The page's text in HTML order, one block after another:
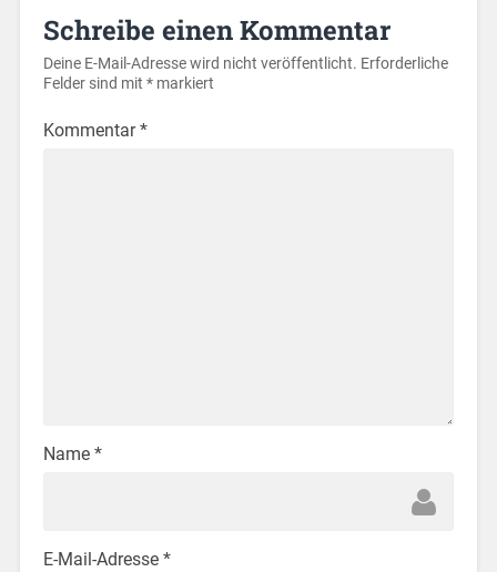
Schreibe einen Kommentar
Deine E-Mail-Adresse wird nicht veröffentlicht. Erforderliche
Felder sind mit *markiert
Kommentar*
Name *
E-Mail-Adresse *